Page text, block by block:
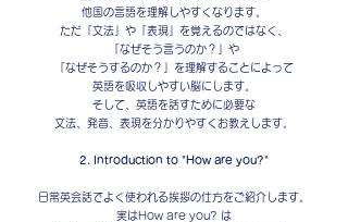
他国の言語を理解しやすくなります。
ただ「文法」や「表現」を覚えるのではなく、
「なぜそう言うのか？」や
「なぜそうするのか？」を理解することによって
英語を吸収しやすい脳にします。
そして、英語を話すために必要な
文法、発音、表現を分かりやすくお教えします。
2. Introduction to "How are you?"
日常英会話でよく使われる挨拶の仕方をご紹介します。
実はHow are you? は